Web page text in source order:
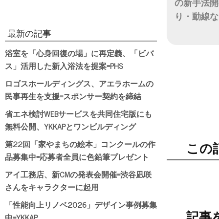
の新手法
り・動線
この
最新の記事
浴室を「心身回復の場」に再定義、「ビバ
ス」活用した新入浴法を提案=PHS
ロゴスホールディングス、アエラホームの
民事再生を支援=スポンサー契約を締結
省エネ検討WEBサービスを共同住宅版にも
無料公開、YKKAPとワンビルディング
第22回「家やまちの絵本」コンクールの作
品募集中=応募者全員に色鉛筆プレゼント
アイ工務店、新CMの発表会開催=渋谷凪咲
さんをキャラクターに起用
「性能向上リノベ2026」デザイン事例募集